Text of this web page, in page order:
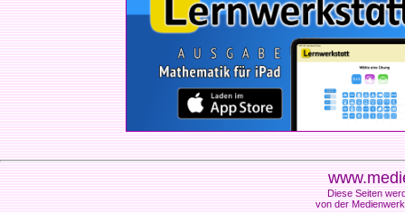
Diese Seiten
von der